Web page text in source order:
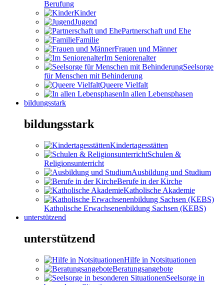
Berufung
Kinder
Jugend
Partnerschaft und Ehe
Familie
Frauen und Männer
Im Seniorenalter
Seelsorge
für Menschen mit Behinderung
Queere Vielfalt
In allen Lebensphasen
bildungsstark
bildungsstark
Kindertagesstätten
Schulen &
Religionsunterricht
Ausbildung und Studium
Berufe in der Kirche
Katholische Akademie
Katholische Erwachsenenbildung Sachsen (KEBS)
unterstützend
unterstützend
Hilfe in Notsituationen
Beratungsangebote
Seelsorge in